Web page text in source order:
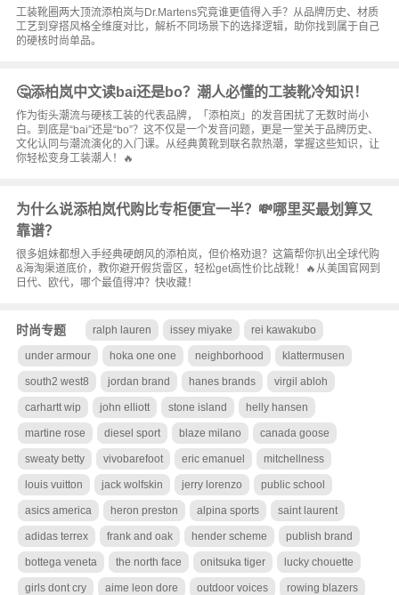
工装靴圈两大顶流添柏岚与Dr.Martens究竟谁更值得入手？从品牌历史、材质
工艺到穿搭风格全维度对比，解析不同场景下的选择逻辑，助你找到属于自己
的硬核时尚单品。
🤔添柏岚中文读bai还是bo？潮人必懂的工装靴冷知识！
作为街头潮流与硬核工装的代表品牌，「添柏岚」的发音困扰了无数时尚小
白。到底是“bai”还是“bo”？这不仅是一个发音问题，更是一堂关于品牌历史、
文化认同与潮流演化的入门课。从经典黄靴到联名款热潮，掌握这些知识，让
你轻松变身工装潮人！🔥
为什么说添柏岚代购比专柜便宜一半？💸哪里买最划算又
靠谱？
很多姐妹都想入手经典硬朗风的添柏岚，但价格劝退？这篇帮你扒出全球代购
&海淘渠道底价，教你避开假货雷区，轻松get高性价比战靴！🔥从美国官网到
日代、欧代，哪个最值得冲？快收藏！
时尚专题 ralph lauren issey miyake rei kawakubo
under armour hoka one one neighborhood klattermusen
south2 west8 jordan brand hanes brands virgil abloh
carhartt wip john elliott stone island helly hansen
martine rose diesel sport blaze milano canada goose
sweaty betty vivobarefoot eric emanuel mitchellness
louis vuitton jack wolfskin jerry lorenzo public school
asics america heron preston alpina sports saint laurent
adidas terrex frank and oak hender scheme publish brand
bottega veneta the north face onitsuka tiger lucky chouette
girls dont cry aime leon dore outdoor voices rowing blazers